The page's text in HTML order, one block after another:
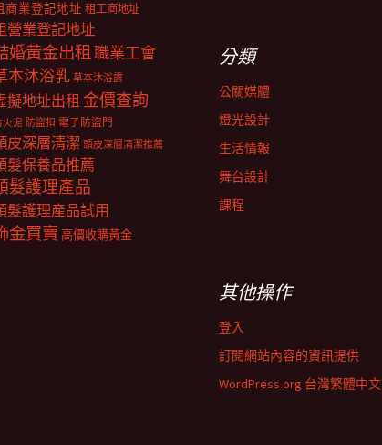
商業登記地址 租工商地址
營業登記地址
婚黃金出租職業工會
本沐浴乳 草本沐浴露
擬地址出租 金價查詢
火泥 防盜扣 電子防盜門
皮深層清潔 頭皮深層清潔推薦
髮保養品推薦
髮護理產品
髮護理產品試用
金買賣 高價收購黃金
分類
公關媒體
燈光設計
生活情報
舞台設計
課程
其他操作
登入
訂閱網站內容的資訊提供
WordPress.org 台灣繁體中文